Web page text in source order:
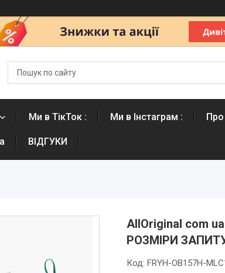
Ми в ТікТок : Ми в Інстаграм :
ВІДГУКИ
AllOriginal com
РОЗМІРИ
Код: FRYH-OB157H-